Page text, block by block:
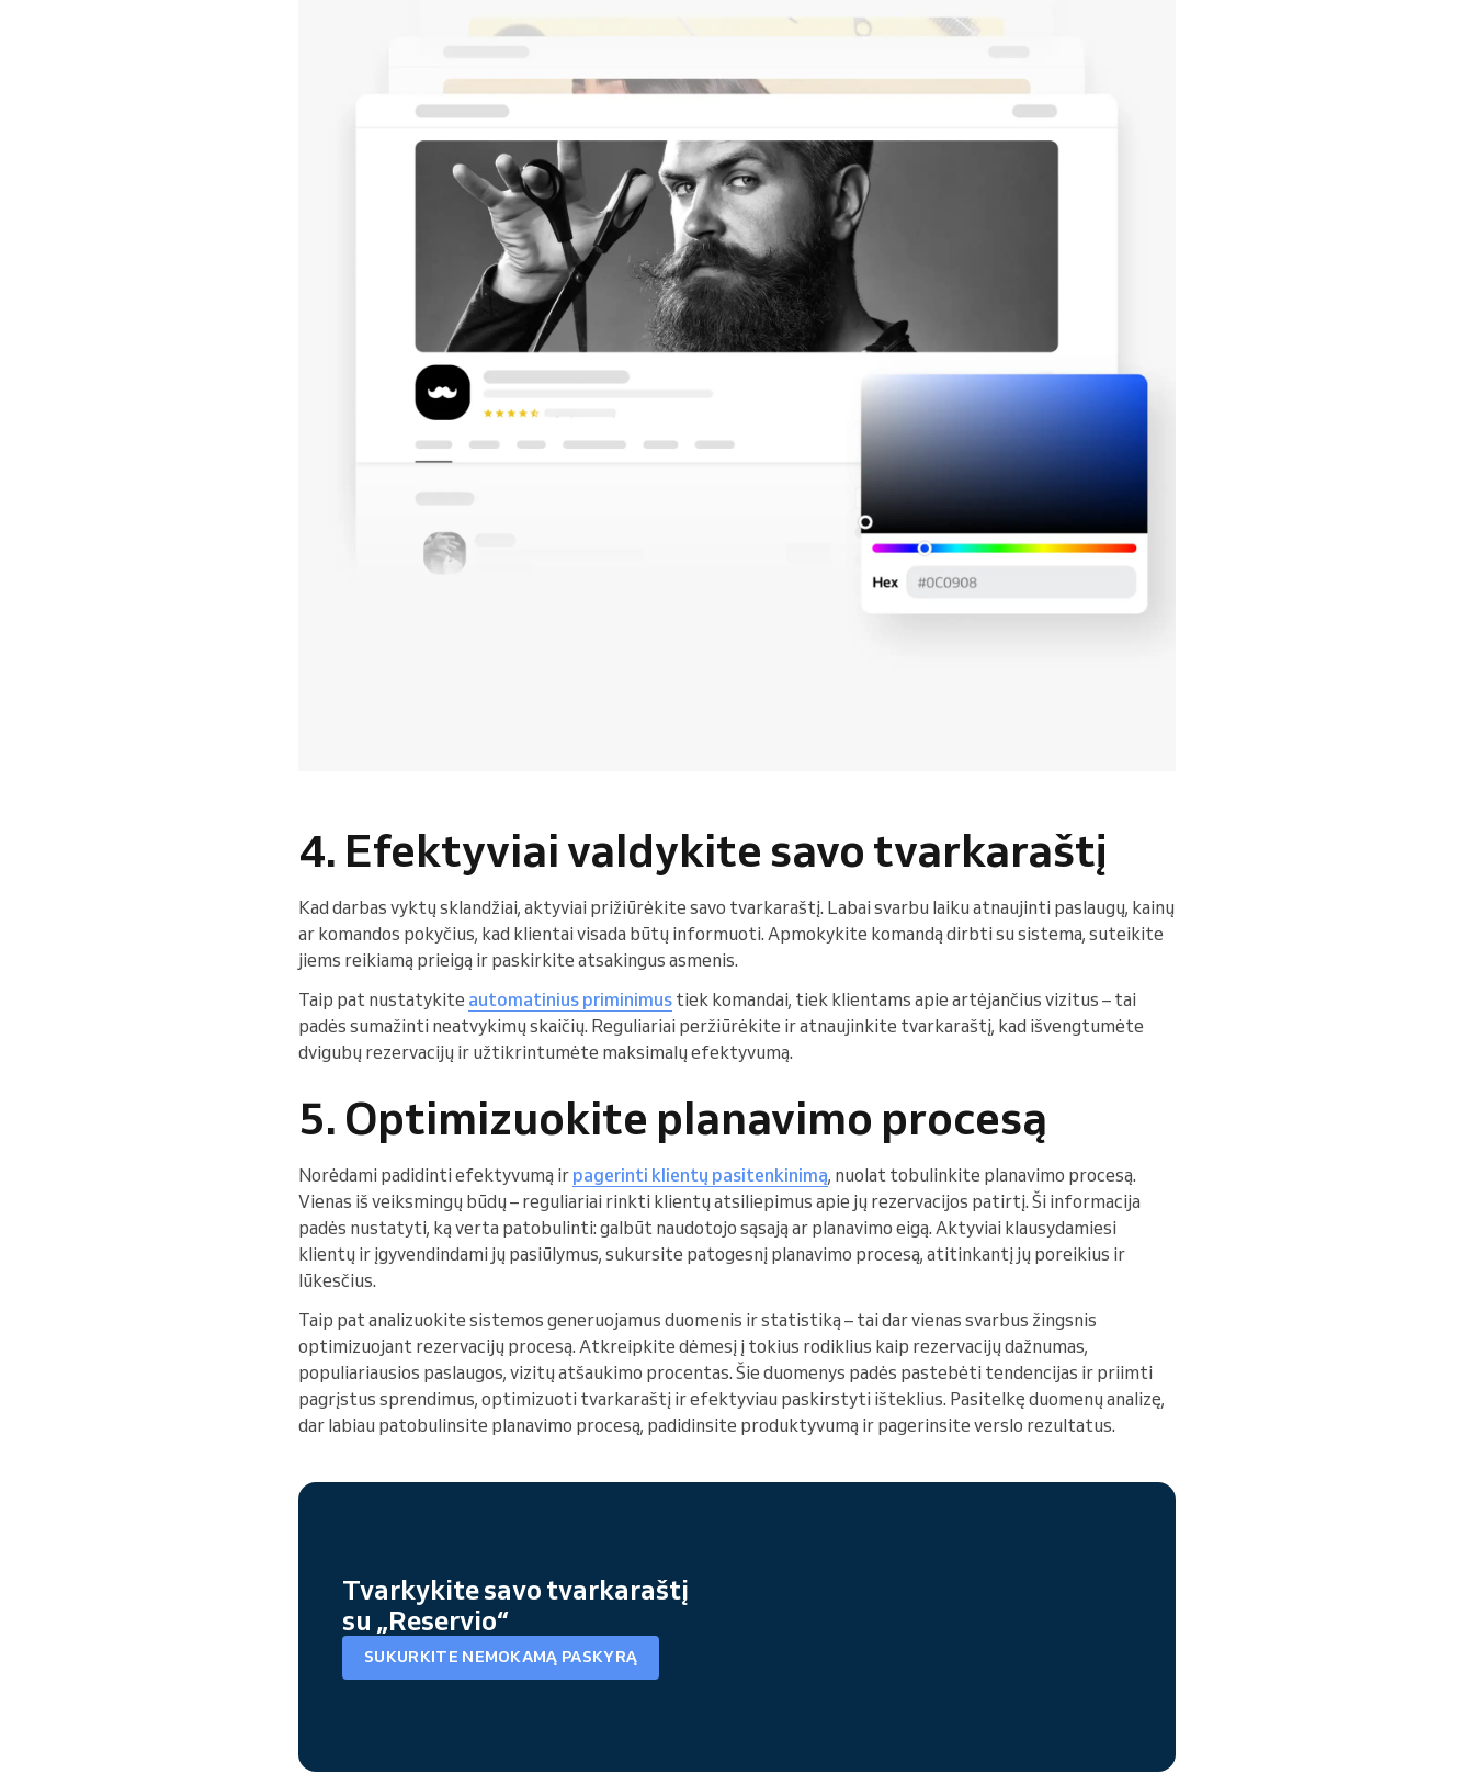
4. Efektyviai valdykite savo tvarkaraštį
Kad darbas vyktų sklandžiai, aktyviai prižiūrėkite savo tvarkaraštį. Labai svarbu laiku atnaujinti paslaugų, kainų
ar komandos pokyčius, kad klientai visada būtų informuoti. Apmokykite komandą dirbti su sistema, suteikite
jiems reikiamą prieigą ir paskirkite atsakingus asmenis.
Taip pat nustatykite automatinius priminimus tiek komandai, tiek klientams apie artėjančius vizitus – tai
padės sumažinti neatvykimų skaičių. Reguliariai peržiūrėkite ir atnaujinkite tvarkaraštį, kad išvengtumėte
dvigubų rezervacijų ir užtikrintumėte maksimalų efektyvumą.
5. Optimizuokite planavimo procesą
Norėdami padidinti efektyvumą ir pagerinti klientų pasitenkinimą, nuolat tobulinkite planavimo procesą.
Vienas iš veiksmingų būdų – reguliariai rinkti klientų atsiliepimus apie jų rezervacijos patirtį. Ši informacija
padės nustatyti, ką verta patobulinti: galbūt naudotojo sąsają ar planavimo eigą. Aktyviai klausydamiesi
klientų ir įgyvendindami jų pasiūlymus, sukursite patogesnį planavimo procesą, atitinkantį jų poreikius ir
lūkesčius.
Taip pat analizuokite sistemos generuojamus duomenis ir statistiką – tai dar vienas svarbus žingsnis
optimizuojant rezervacijų procesą. Atkreipkite dėmesį į tokius rodiklius kaip rezervacijų dažnumas,
populiariausios paslaugos, vizitų atšaukimo procentas. Šie duomenys padės pastebėti tendencijas ir priimti
pagrįstus sprendimus, optimizuoti tvarkaraštį ir efektyviau paskirstyti išteklius. Pasitelkę duomenų analizę,
dar labiau patobulinsite planavimo procesą, padidinsite produktyvumą ir pagerinsite verslo rezultatus.
Tvarkykite savo tvarkaraštį
su „Reservio“
SUKURKITE NEMOKAMĄ PASKYRĄ